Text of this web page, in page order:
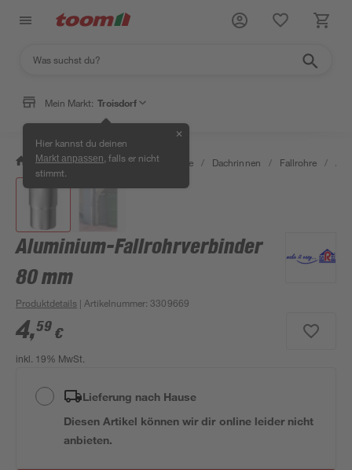
Mein Markt: Troisdorf
Hier kannst du deinen
Markt anpassen , falls er nicht
stimmt.
✕
/ Bauen & Renovieren / Baustoffe / Dachrinnen / Fallrohre /
Aluminium-Fallrohrverbinder
80 mm
Produktdetails | Artikelnummer:3309669
4,59 €
inkl. 19% MwSt.
Lieferung nach Hause
Diesen Artikel können wir dir online leider nicht
anbieten.